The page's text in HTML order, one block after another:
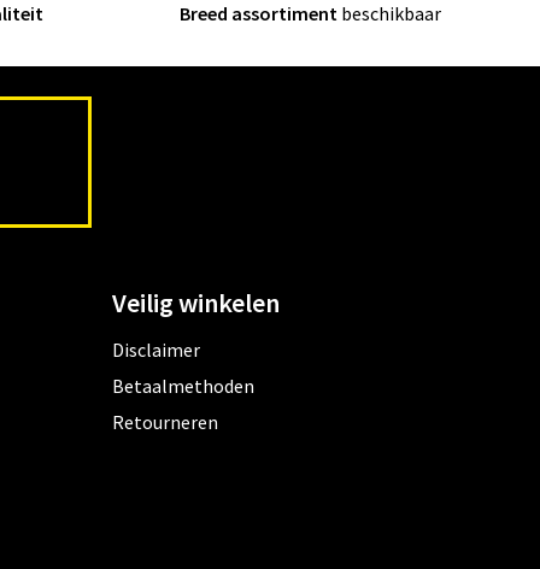
Breed assortiment beschikbaar
Veilig winkelen
Disclaimer
Betaalmethoden
Retourneren